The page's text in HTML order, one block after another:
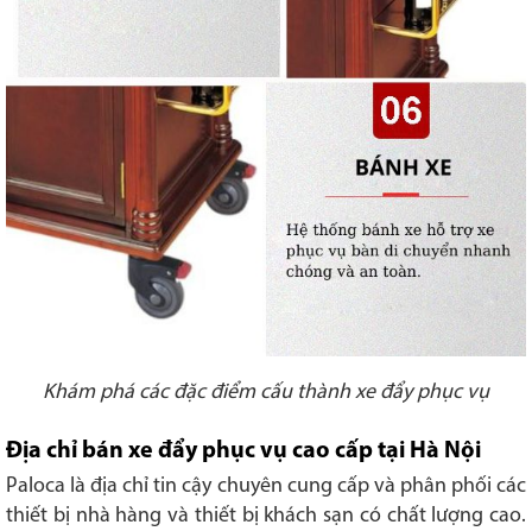
Khám phá các đặc điểm cấu thành xe đẩy phục vụ
Địa chỉ bán xe đẩy phục vụ cao cấp tại Hà Nội
Paloca là địa chỉ tin cậy chuyên cung cấp và phân phối các
thiết bị nhà hàng và thiết bị khách sạn có chất lượng cao.